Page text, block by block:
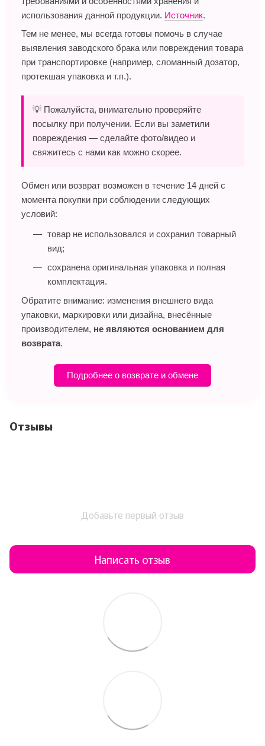
использования данной продукции. Источник.
Тем не менее, мы всегда готовы помочь в случае
выявления заводского брака или повреждения товара
при транспортировке (например, сломанный дозатор,
протекшая упаковка и т.п.).
💡 Пожалуйста, внимательно проверяйте
посылку при получении. Если вы заметили
повреждения — сделайте фото/видео и
свяжитесь с нами как можно скорее.
Обмен или возврат возможен в течение 14 дней с
момента покупки при соблюдении следующих
условий:
товар не использовался и сохранил товарный
вид;
сохранена оригинальная упаковка и полная
комплектация.
Обратите внимание: изменения внешнего вида
упаковки, маркировки или дизайна, внесённые
производителем, не являются основанием для
возврата.
Подробнее о возврате и обмене
Отзывы
Добавьте первый отзыв
Написать отзыв